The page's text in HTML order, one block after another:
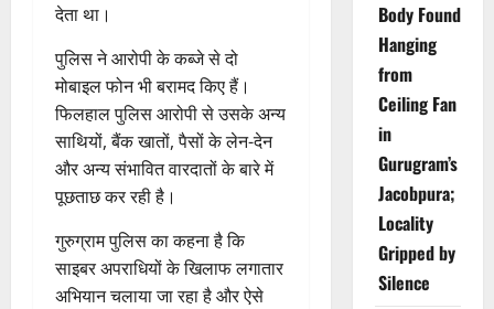
देता था।
पुलिस ने आरोपी के कब्जे से दो
मोबाइल फोन भी बरामद किए हैं।
फिलहाल पुलिस आरोपी से उसके अन्य
साथियों, बैंक खातों, पैसों के लेन-देन
और अन्य संभावित वारदातों के बारे में
पूछताछ कर रही है।
गुरुग्राम पुलिस का कहना है कि
साइबर अपराधियों के खिलाफ लगातार
अभियान चलाया जा रहा है और ऐसे
Body Found
Hanging
from
Ceiling Fan
in
Gurugram’s
Jacobpura;
Locality
Gripped by
Silence